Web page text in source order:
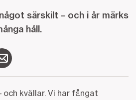
särskilt – och i år märks
håll.
kvällar. Vi har fångat